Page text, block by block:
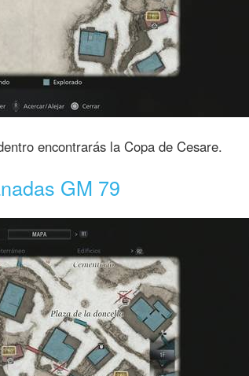
encontrarás la Copa de Cesare.
GM 79